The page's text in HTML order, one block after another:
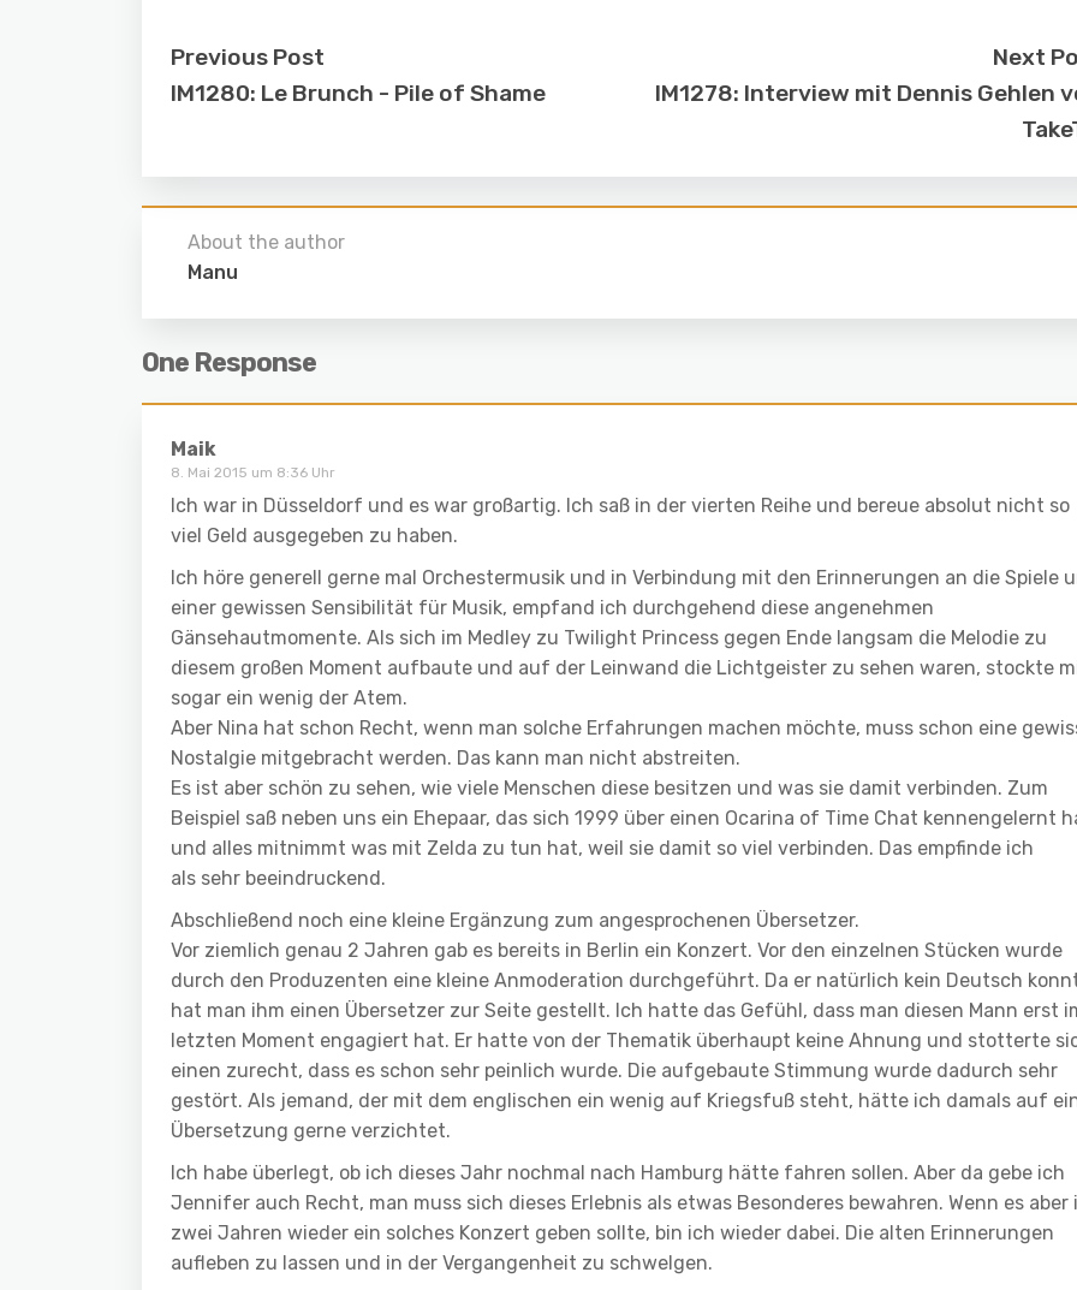
Previous Post
IM1280: Le Brunch - Pile of Shame
Next
IM1278: Interview mit Dennis Gehlen
About the author
Manu
One Response
Maik
8. Mai 2015 um 8:36 Uhr
Ich war in Düsseldorf und es war großartig. Ich saß in der vierten Reihe und bereue absolut nicht so
viel Geld ausgegeben zu haben.
Ich höre generell gerne mal Orchestermusik und in Verbindung mit den Erinnerungen an die Spiele
einer gewissen Sensibilität für Musik, empfand ich durchgehend diese angenehmen
Gänsehautmomente. Als sich im Medley zu Twilight Princess gegen Ende langsam die Melodie zu
diesem großen Moment aufbaute und auf der Leinwand die Lichtgeister zu sehen waren, stockte
sogar ein wenig der Atem.
Aber Nina hat schon Recht, wenn man solche Erfahrungen machen möchte, muss schon eine
Nostalgie mitgebracht werden. Das kann man nicht abstreiten.
Es ist aber schön zu sehen, wie viele Menschen diese besitzen und was sie damit verbinden. Zum
Beispiel saß neben uns ein Ehepaar, das sich 1999 über einen Ocarina of Time Chat kennengelernt
und alles mitnimmt was mit Zelda zu tun hat, weil sie damit so viel verbinden. Das empfinde ich
als sehr beeindruckend.
Abschließend noch eine kleine Ergänzung zum angesprochenen Übersetzer.
Vor ziemlich genau 2 Jahren gab es bereits in Berlin ein Konzert. Vor den einzelnen Stücken wurde
durch den Produzenten eine kleine Anmoderation durchgeführt. Da er natürlich kein Deutsch
hat man ihm einen Übersetzer zur Seite gestellt. Ich hatte das Gefühl, dass man diesen Mann erst
letzten Moment engagiert hat. Er hatte von der Thematik überhaupt keine Ahnung und stotterte
einen zurecht, dass es schon sehr peinlich wurde. Die aufgebaute Stimmung wurde dadurch sehr
gestört. Als jemand, der mit dem englischen ein wenig auf Kriegsfuß steht, hätte ich damals auf
Übersetzung gerne verzichtet.
Ich habe überlegt, ob ich dieses Jahr nochmal nach Hamburg hätte fahren sollen. Aber da gebe ich
Jennifer auch Recht, man muss sich dieses Erlebnis als etwas Besonderes bewahren. Wenn es aber
zwei Jahren wieder ein solches Konzert geben sollte, bin ich wieder dabei. Die alten Erinnerungen
aufleben zu lassen und in der Vergangenheit zu schwelgen.